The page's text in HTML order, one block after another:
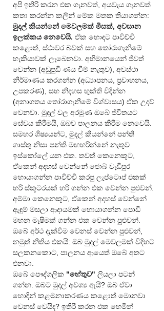
අපි ඉතිරි කරන එක ගැනවත්, අයවැය ගැනවත්
කතා කරන්න කලින් මේක මතක තියාගන්න:
මුදල් කියන්නේ මෙවලමක් මිසක්, අවසාන
ඉලක්කය නෙවෙයි. ඒක හොඳට පාවිච්චි
කළොත්, ස්ථාවර බවක් සහ තෝරාගැනීමේ
හැකියාවක් ලැබෙනවා. අභිමානයෙන් ජීවත්
වෙන්න (අඩුපුඩි ණය වීම් නැතුව), අවස්ථා
නිර්මාණය කරගන්න (අධ්‍යාපනය, ප්‍රවාහනය,
උපකරණ), සහ නිදහස භුක්ති විඳින්න
(අනාගතය තෝරාගැනීමේ විශ්වාසය) ඒක උදව්
වෙනවා. මුදල් වල අරමුණ ඔබේ ජීවිතයට
සේවය කිරීමයි, ඔබව පාලනය කිරීම නෙවෙයි.
සමහර ශිෂ්‍යයන්ට, මුදල් කියන්නේ පන්ති
ගාස්තු නිසා පන්ති මඟහරින්නේ නැතුව
ඉස්කෝලේ යන එක. තවත් කෙනෙකුට,
ඒකෙන් අදහස් වෙන්නේ ජොබ් වැඩිපුර
හොයාගන්න පාවිච්චි කරපු ලැප්ටොප් එකක්
හරි ස්කූටරයක් හරි ගන්න එක වෙන්න පුළුවන්.
අම්මා කෙනෙකුට, ඒකෙන් අදහස් වෙන්නේ
ඇඳුම් මසලා ආදායමක් හොයාගන්න පොඩි
මහන මැෂිමක් ගන්න එක වෙන්න පුළුවන්.
ඔබේ අර්ථ දැක්වීම වෙනස් වෙන්න පුළුවන්,
නමුත් නීතිය එකයි: ඔබ මුදල් මෙවලමක් විදිහට
සලකනකොට, පාලනය ආයෙත් ඔබේ අතට
එනවා.
ඔබේ පෞද්ගලික "හේතුව" ලියලා පටන්
ගන්න. ඔබට මුදල් අවශ්‍ය ඇයි? ඔබ ඒවා
හොඳින් කළමනාකරණය කළොත් මොනවා
වෙනස් වෙයිද? ඉතිරි කරන එක හෙමින්